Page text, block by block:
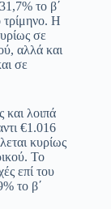
το β΄
τρίμηνο. Η
σε
αλλά και
σε
και λοιπά
€1.016
κυρίως
Το
επί του
το β΄